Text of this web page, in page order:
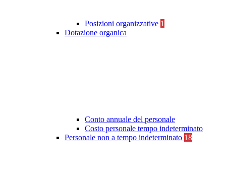
Posizioni organizzative 1
Dotazione organica
Conto annuale del personale
Costo personale tempo indeterminato
Personale non a tempo indeterminato 18